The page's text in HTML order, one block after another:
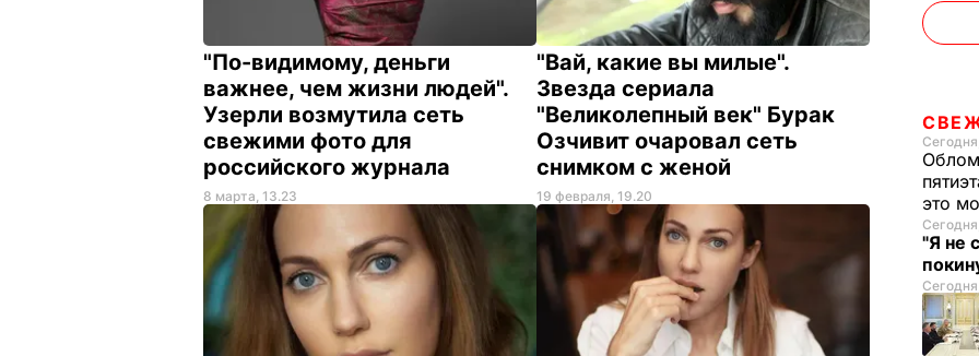
"По-видимому, деньги
важнее, чем жизни людей".
Узерли возмутила сеть
свежими фото для
российского журнала
8 марта, 13.23
"Вай, какие вы милые".
Звезда сериала
"Великолепный век" Бурак
Озчивит очаровал сеть
снимком с женой
19 февраля, 19.20
это
"Я не